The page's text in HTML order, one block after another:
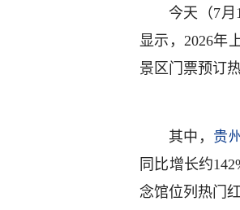
今天（7
显示，2026年
景区门票预订
其中， 贵
同比增长约
念馆位列热门